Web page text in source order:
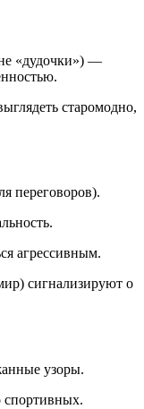
«дудочки») —
старомодно,
переговоров).
агрессивным.
сигнализируют о
узоры.
спортивных.